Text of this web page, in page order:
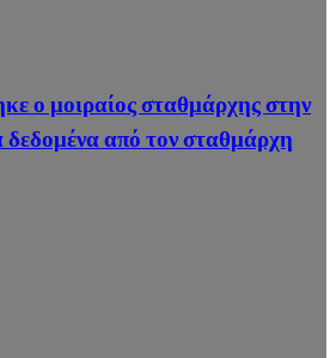
ο μοιραίος σταθμάρχης στην
από τον σταθμάρχη